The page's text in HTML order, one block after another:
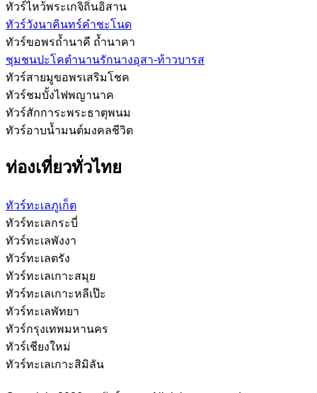
ทัวร์ไหว้พระเกจิถิ่นอิสาน
ทัวร์วังนาคินทร์คำชะโนด
ทัวร์ขอพรถ้ำนาคี ถ้ำนาคา
ชุมชนปะโคตำนานรักนางอุสา-ท้าวบารส
ทัวร์สายมูขอพรเสริมโชค
ทัวร์ชมบั้งไฟพญานาค
ทัวร์สักการะพระธาตุพนม
ทัวร์อาบน้ำมนต์มงคลชีวิต
ท่องเที่ยวทั่วไทย
ทัวร์ทะเลภูเก็ต
ทัวร์ทะเลกระบี่
ทัวร์ทะเลพังงา
ทัวร์ทะเลตรัง
ทัวร์ทะเลเกาะสมุย
ทัวร์ทะเลเกาะหลีเป๊ะ
ทัวร์ทะเลพัทยา
ทัวร์กรุงเทพมหานคร
ทัวร์เชียงใหม่
ทัวร์ทะเลเกาะสิมิลัน